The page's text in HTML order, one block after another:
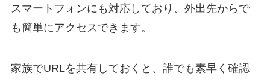
スマートフォンにも対応しており、外出先からで
も簡単にアクセスできます。
家族でURLを共有しておくと、誰でも素早く確認